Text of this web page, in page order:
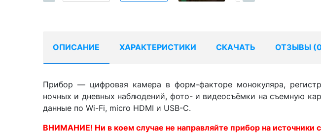
ОПИСАНИЕ ХАРАКТЕРИСТИКИ СКАЧАТЬ ОТЗЫВЫ (
Прибор — цифровая камера в форм-факторе монокуляра,
ночных и дневных наблюдений, фото- и видеосъёмки на съемную
данные по Wi-Fi, micro HDMI и USB-C.
ВНИМАНИЕ! Ни в коем случае не направляйте прибор на источники